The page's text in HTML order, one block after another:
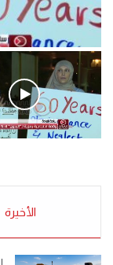
.وقفة احتجاجية رمزية
الأحد 5 مايو 2019
5-2019.
الأخيرة